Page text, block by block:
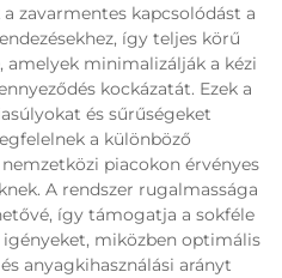
zavarmentes kapcsolódást a
így teljes körű
minimalizálják a kézi
kockázatát. Ezek a
és sűrűségeket
a különböző
piacokon érvényes
A rendszer rugalmassága
így támogatja a sokféle
miközben optimális
anyagkihasználási arányt